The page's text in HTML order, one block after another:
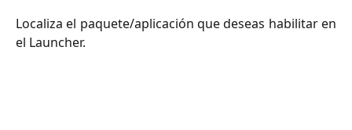
Localiza el paquete/aplicación que deseas habilitar en
el Launcher.